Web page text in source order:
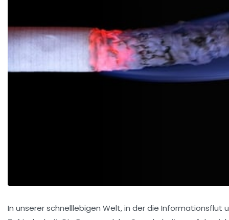
In unserer schnelllebigen Welt, in der die